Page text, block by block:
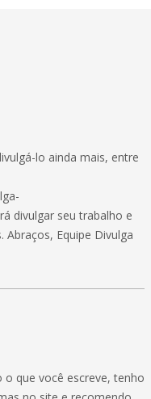
lo ainda mais, entre
divulgar seu trabalho e
Equipe Divulga
que você escreve, tenho